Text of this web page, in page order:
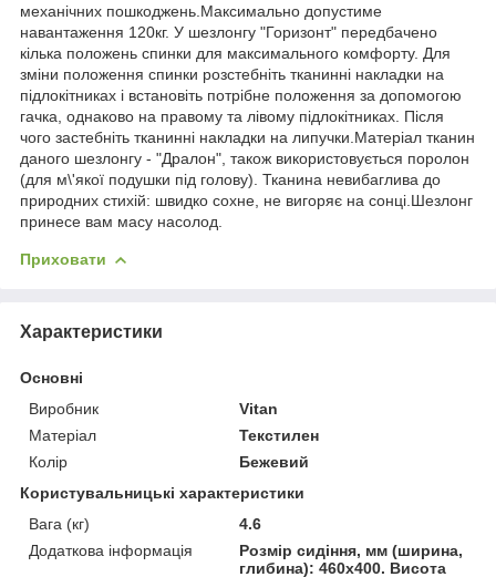
механічних пошкоджень.Максимально допустиме
навантаження 120кг. У шезлонгу "Горизонт" передбачено
кілька положень спинки для максимального комфорту. Для
зміни положення спинки розстебніть тканинні накладки на
підлокітниках і встановіть потрібне положення за допомогою
гачка, однаково на правому та лівому підлокітниках. Після
чого застебніть тканинні накладки на липучки.Матеріал тканин
даного шезлонгу - "Дралон", також використовується поролон
(для м\'якої подушки під голову). Тканина невибаглива до
природних стихій: швидко сохне, не вигоряє на сонці.Шезлонг
принесе вам масу насолод.
Приховати
Характеристики
Основні
Виробник
Vitan
Матеріал
Текстилен
Колір
Бежевий
Користувальницькі характеристики
Вага (кг)
4.6
Додаткова інформація
Розмір сидіння, мм (ширина,
глибина): 460х400. Висота